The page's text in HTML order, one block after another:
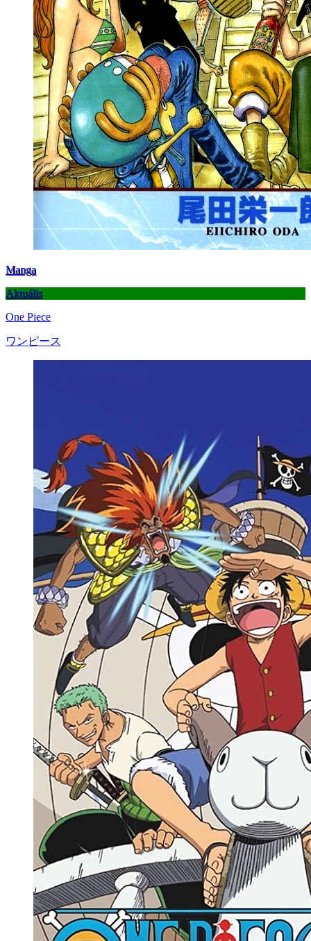
Manga
Aktuális
One Piece
ワンピース